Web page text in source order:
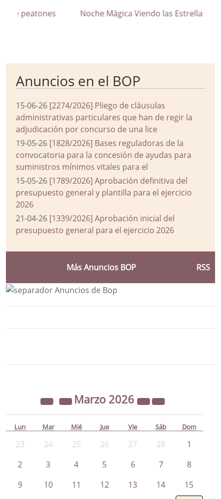
de peatones
Noche Mágica Viendo las Estrellas
Anuncios en el BOP
15-06-26 [2274/2026] Pliego de cláusulas
administrativas particulares que han de regir la
adjudicación por concurso de una lice
19-05-26 [1828/2026] Bases reguladoras de la
convocatoria para la concesión de ayudas para
suministros mínimos vitales para el
15-05-26 [1789/2026] Aprobación definitiva del
presupuesto general y plantilla para el ejercicio
2026
21-04-26 [1339/2026] Aprobación inicial del
presupuesto general para el ejercicio 2026
Más Anuncios BOP RSS
Marzo 2026
Lun Mar Mié Jue Vie Sáb Dom
23 24 25 26 27 28
1
2
3 4 5 6 7
8
9
10 11 12 13 14 15